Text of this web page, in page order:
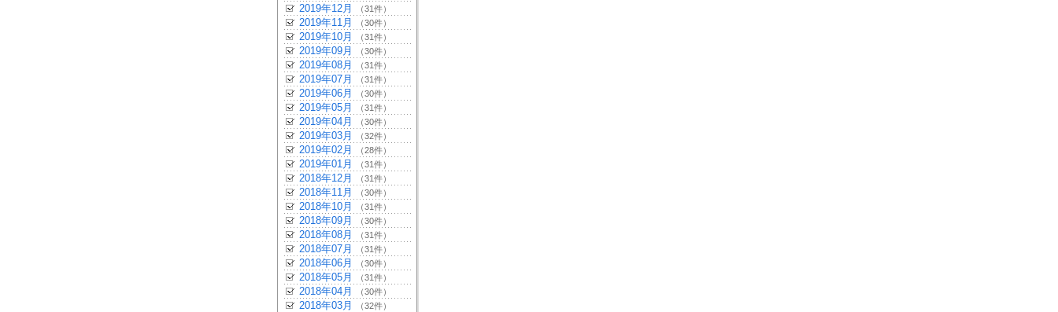
2019年12月 （31件）
2019年11月 （30件）
2019年10月 （31件）
2019年09月 （30件）
2019年08月 （31件）
2019年07月 （31件）
2019年06月 （30件）
2019年05月 （31件）
2019年04月 （30件）
2019年03月 （32件）
2019年02月 （28件）
2019年01月 （31件）
2018年12月 （31件）
2018年11月 （30件）
2018年10月 （31件）
2018年09月 （30件）
2018年08月 （31件）
2018年07月 （31件）
2018年06月 （30件）
2018年05月 （31件）
2018年04月 （30件）
2018年03月 （32件）